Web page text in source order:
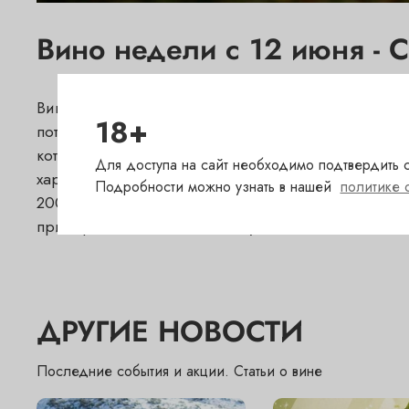
Вино недели с 12 июня -
Вино недели с 12 июня -
потенциалом развития. Название шато не
которого открывается великолепный вид на
характерной ароматикой спелой смородины,
2006 - это зрелое бордо, которое, не
приобрести на специальных условиях.
ДРУГИЕ НОВОСТИ
Последние события и акции. Статьи о вине
18+
Для доступа на сайт необходимо
Подробности можно узнать в нашей политике